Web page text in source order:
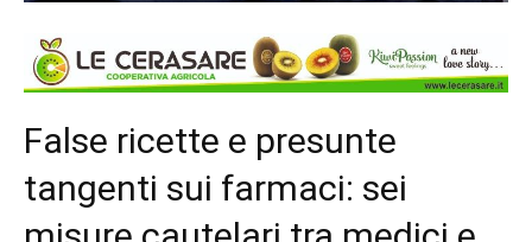
False ricette e presunte
tangenti sui farmaci: sei